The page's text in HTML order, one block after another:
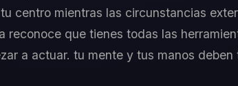
centro mientras las circunstancias
reconoce que tienes todas las
a actuar. tu mente y tus manos deben